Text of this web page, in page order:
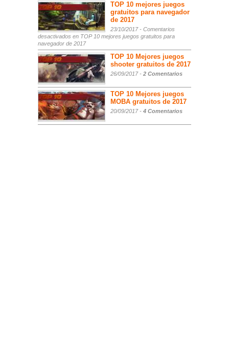
TOP 10 mejores juegos
gratuitos para navegador
de 2017
23/10/2017 - Comentarios
desactivados en TOP 10 mejores juegos gratuitos para
navegador de 2017
TOP 10 Mejores juegos
shooter gratuitos de 2017
26/09/2017 - 2 Comentarios
TOP 10 Mejores juegos
MOBA gratuitos de 2017
20/09/2017 - 4 Comentarios